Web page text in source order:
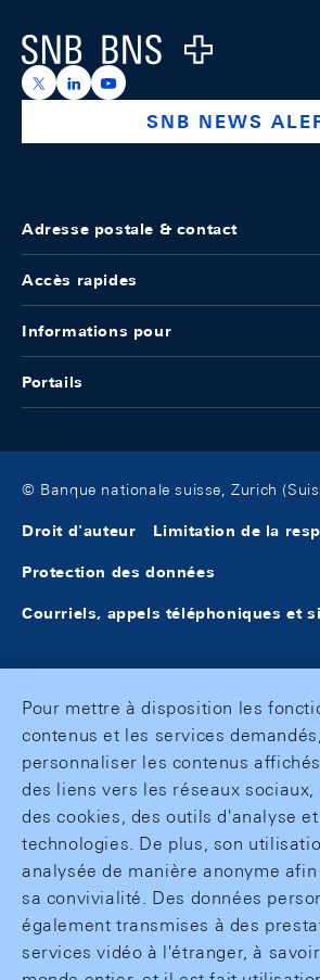
Logo
https://x.com/snb_bns
https://ch.linkedin.com/
https://
SNB NEWS
Adresse postale & contact
Accès rapides
Informations pour
Portails
© Banque nationale suisse, Zurich
Droit d'auteur Limitation de la
Protection des données
Courriels, appels téléphoniques et
Pour mettre à disposition les
contenus et les services demandés,
personnaliser les contenus
des liens vers les réseaux
des cookies, des outils d'analyse
technologies. De plus, son
analysée de manière anonyme
sa convivialité. Des données
également transmises à des
services vidéo à l'étranger, à